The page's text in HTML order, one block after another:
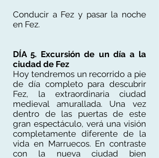
Conducir a Fez y pasar la noche
en Fez.
DÍA 5. Excursión de un día a la
ciudad de Fez
Hoy tendremos un recorrido a pie
de día completo para descubrir
Fez, la extraordinaria ciudad
medieval amurallada. Una vez
dentro de las puertas de este
gran espectáculo, verá una visión
completamente diferente de la
vida en Marruecos. En contraste
con la nueva ciudad bien